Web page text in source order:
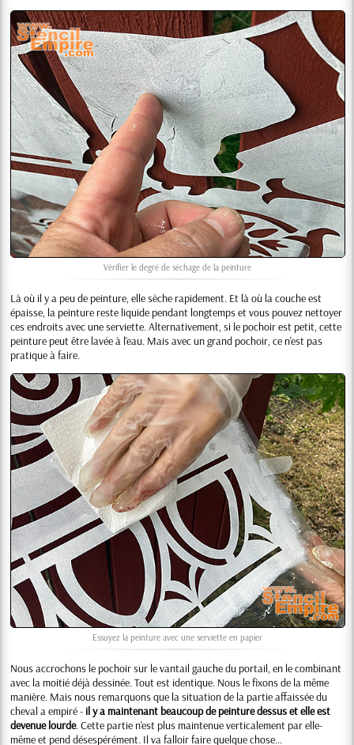
Vérifier le degré de séchage de la peinture
Là où il y a peu de peinture, elle sèche rapidement. Et là où la couche est
épaisse, la peinture reste liquide pendant longtemps et vous pouvez nettoyer
ces endroits avec une serviette. Alternativement, si le pochoir est petit, cette
peinture peut être lavée à l'eau. Mais avec un grand pochoir, ce n'est pas
pratique à faire.
Essuyez la peinture avec une serviette en papier
Nous accrochons le pochoir sur le vantail gauche du portail, en le combinant
avec la moitié déjà dessinée. Tout est identique. Nous le fixons de la même
manière. Mais nous remarquons que la situation de la partie affaissée du
cheval a empiré - il y a maintenant beaucoup de peinture dessus et elle est
devenue lourde. Cette partie n'est plus maintenue verticalement par elle-
même et pend désespérément. Il va falloir faire quelque chose...